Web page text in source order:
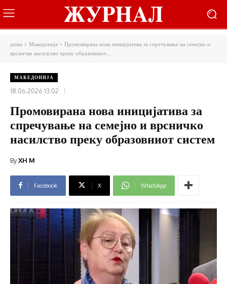
дома Македонија
Промовирана нова иницијатива за спречување на семејно и
врсничко насилство преку образовниот...
МАКЕДОНИЈА
18.06.2026 13:02
Промовирана нова иницијатива за
спречување на семејно и врсничко
насилство преку образовниот систем
ByXH M
Facebook X WhatsApp